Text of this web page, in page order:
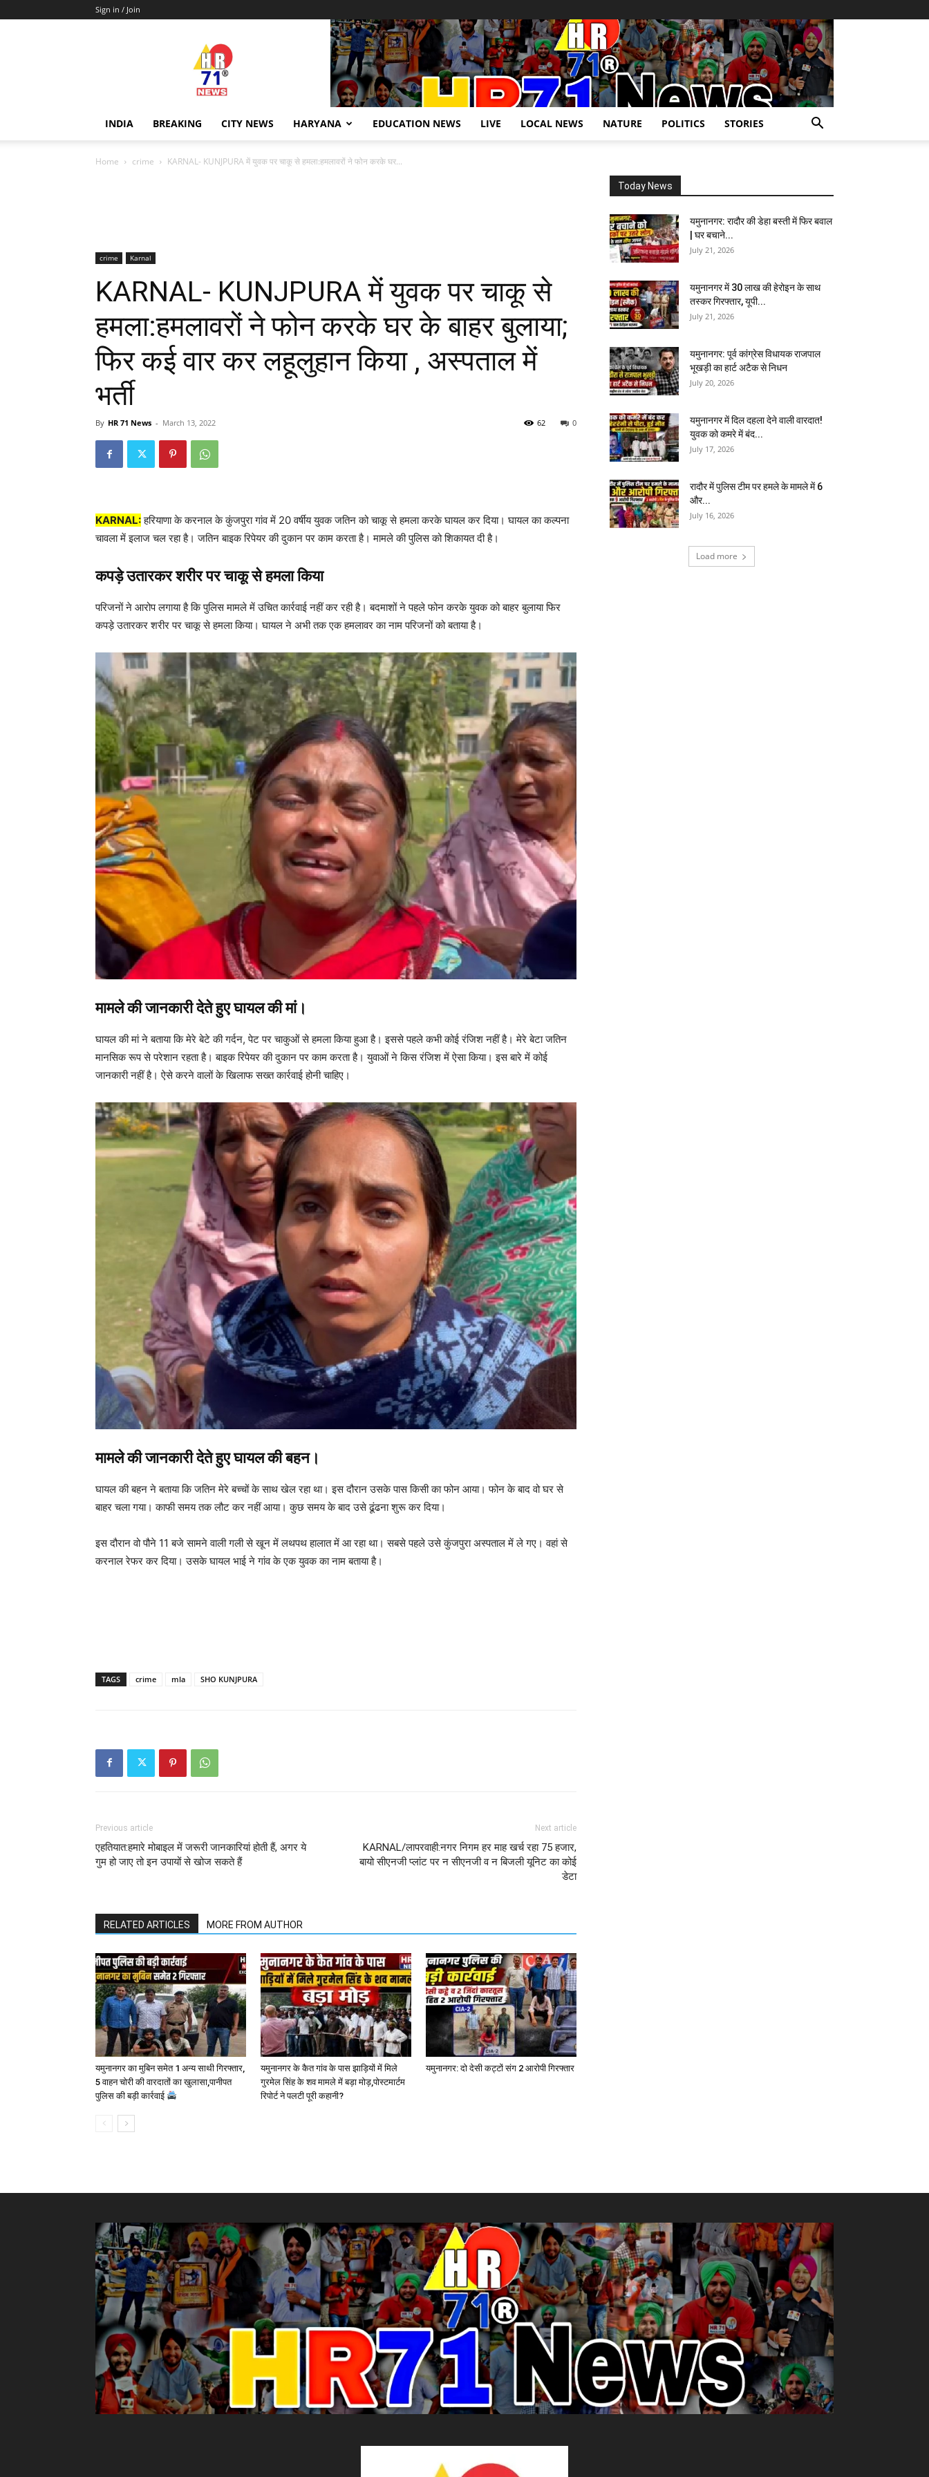
Sign in / Join
Hr71news
INDIA BREAKING CITY NEWS HARYANA EDUCATION NEWS LIVE LOCAL NEWS NATURE POLITICS STORIES
Home crime KARNAL- KUNJPURA में युवक पर चाकू से हमला:हमलावरों ने फोन करके घर...
crime Karnal
KARNAL- KUNJPURA में युवक पर चाकू से
हमला:हमलावरों ने फोन करके घर के बाहर बुलाया;
फिर कई वार कर लहूलुहान किया , अस्पताल में
भर्ती
By HR 71 News - March 13, 2022 0
62
KARNAL:हरियाणा के करनाल के कुंजपुरा गांव में 20 वर्षीय युवक जतिन को चाकू से हमला करके घायल कर दिया। घायल का कल्पना
चावला में इलाज चल रहा है। जतिन बाइक रिपेयर की दुकान पर काम करता है। मामले की पुलिस को शिकायत दी है।
कपड़े उतारकर शरीर पर चाकू से हमला किया
परिजनों ने आरोप लगाया है कि पुलिस मामले में उचित कार्रवाई नहीं कर रही है। बदमाशों ने पहले फोन करके युवक को बाहर बुलाया फिर
कपड़े उतारकर शरीर पर चाकू से हमला किया। घायल ने अभी तक एक हमलावर का नाम परिजनों को बताया है।
मामले की जानकारी देते हुए घायल की मां।
घायल की मां ने बताया कि मेरे बेटे की गर्दन, पेट पर चाकुओं से हमला किया हुआ है। इससे पहले कभी कोई रंजिश नहीं है। मेरे बेटा जतिन
मानसिक रूप से परेशान रहता है। बाइक रिपेयर की दुकान पर काम करता है। युवाओं ने किस रंजिश में ऐसा किया। इस बारे में कोई
जानकारी नहीं है। ऐसे करने वालों के खिलाफ सख्त कार्रवाई होनी चाहिए।
मामले की जानकारी देते हुए घायल की बहन।
घायल की बहन ने बताया कि जतिन मेरे बच्चों के साथ खेल रहा था। इस दौरान उसके पास किसी का फोन आया। फोन के बाद वो घर से
बाहर चला गया। काफी समय तक लौट कर नहीं आया। कुछ समय के बाद उसे ढूंढना शुरू कर दिया।
इस दौरान वो पौने 11 बजे सामने वाली गली से खून में लथपथ हालात में आ रहा था। सबसे पहले उसे कुंजपुरा अस्पताल में ले गए। वहां से
करनाल रेफर कर दिया। उसके घायल भाई ने गांव के एक युवक का नाम बताया है।
TAGS crime mla SHO KUNJPURA
Previous article
एहतियात:हमारे मोबाइल में जरूरी जानकारियां होती हैं, अगर ये
गुम हो जाए तो इन उपायों से खोज सकते हैं
Next article
KARNAL/लापरवाही:नगर निगम हर माह खर्च रहा 75 हजार,
बायो सीएनजी प्लांट पर न सीएनजी व न बिजली यूनिट का कोई
डेटा
RELATED ARTICLES MORE FROM AUTHOR
यमुनानगर का मुबिन समेत 1 अन्य साथी गिरफ्तार,
5 वाहन चोरी की वारदातों का खुलासा,पानीपत
पुलिस की बड़ी कार्रवाई
यमुनानगर के कैत गांव के पास झाड़ियों में मिले
गुरमेल सिंह के शव मामले में बड़ा मोड़,पोस्टमार्टम
रिपोर्ट ने पलटी पूरी कहानी?
यमुनानगर: दो देसी कट्टों संग 2 आरोपी गिरफ्तार
Today News
यमुनानगर: रादौर की डेहा बस्ती में फिर बवाल
| घर बचाने...
July 21, 2026
यमुनानगर में 30 लाख की हेरोइन के साथ
तस्कर गिरफ्तार, यूपी...
July 21, 2026
यमुनानगर: पूर्व कांग्रेस विधायक राजपाल
भूखड़ी का हार्ट अटैक से निधन
July 20, 2026
यमुनानगर में दिल दहला देने वाली वारदात!
युवक को कमरे में बंद...
July 17, 2026
रादौर में पुलिस टीम पर हमले के मामले में 6
और...
July 16, 2026
Load more